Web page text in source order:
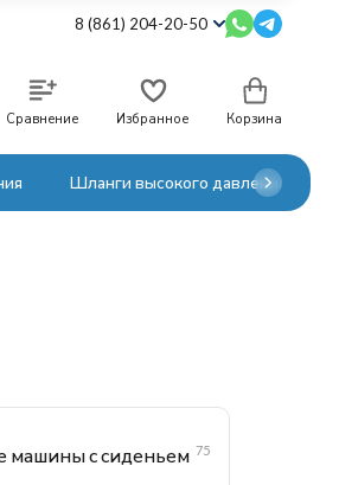
8 (861) 204-20-50
Сравнение Избранное Корзина
Шланги высокого давления
машины с сиденьем 75